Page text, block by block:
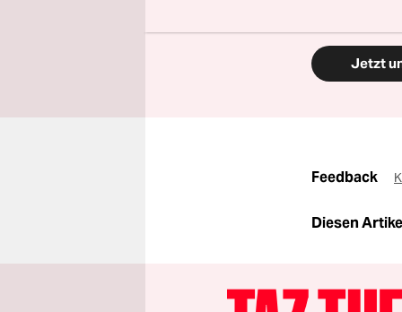
Jetzt
Feedback
Diesen